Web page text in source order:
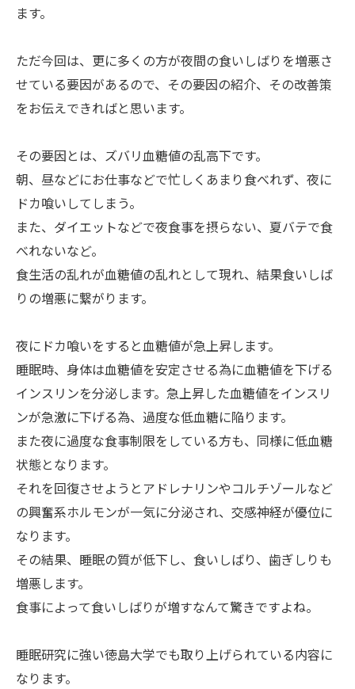
ます。
ただ今回は、更に多くの方が夜間の食いしばりを増悪さ
せている要因があるので、その要因の紹介、その改善策
をお伝えできればと思います。
その要因とは、ズバリ血糖値の乱高下です。
朝、昼などにお仕事などで忙しくあまり食べれず、夜に
ドカ喰いしてしまう。
また、ダイエットなどで夜食事を摂らない、夏バテで食
べれないなど。
食生活の乱れが血糖値の乱れとして現れ、結果食いしば
りの増悪に繋がります。
夜にドカ喰いをすると血糖値が急上昇します。
睡眠時、身体は血糖値を安定させる為に血糖値を下げる
インスリンを分泌します。急上昇した血糖値をインスリ
ンが急激に下げる為、過度な低血糖に陥ります。
また夜に過度な食事制限をしている方も、同様に低血糖
状態となります。
それを回復させようとアドレナリンやコルチゾールなど
の興奮系ホルモンが一気に分泌され、交感神経が優位に
なります。
その結果、睡眠の質が低下し、食いしばり、歯ぎしりも
増悪します。
食事によって食いしばりが増すなんて驚きですよね。
睡眠研究に強い徳島大学でも取り上げられている内容に
なります。